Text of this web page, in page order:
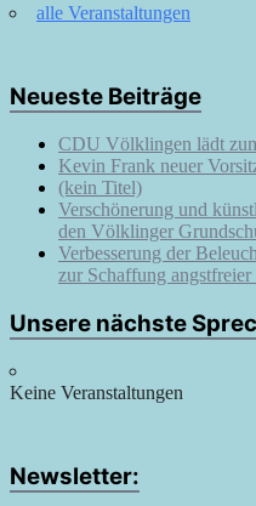
alle Veranstaltungen
Neueste Beiträge
CDU Völklingen lädt
Kevin Frank neuer
(kein Titel)
Verschönerung und
den Völklinger
Verbesserung der
zur Schaffung angstfreier
Unsere nächste
Keine Veranstaltungen
Newsletter: